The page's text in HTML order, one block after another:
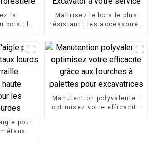
la
bois : la
Maîtrisez le bois le plus
résistant : les accessoires
service
pour
Manutention polyvalente :
optimisez votre efficacité